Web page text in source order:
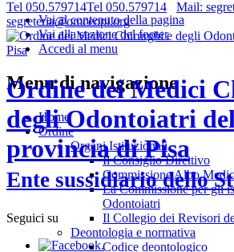
Vai al contenuto della pagina
Vai alla sezione del footer
Accedi al menu
Tel 050.579714Tel 050.579714 Mail:
segreteria@omceopi.org
Ordine dei Medici
degli Odontoiatri
provincia di Pisa
Ente sussidiario dello
Seguici su
.
Menu di navigazione
Home
Ordine
Organi Istituzionali
Il Consiglio Direttivo
Commissione Albo
La Commissione per gli
Odontoiatri
Il Collegio dei Revisori
Deontologia e normativa
Codice deontologico